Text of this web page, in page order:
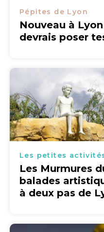
Pépites de Lyon
Nouveau à
devrais poser
Les petites
Les Murmures
balades
à deux pas de